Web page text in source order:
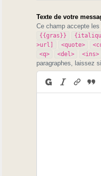
Texte de votre
Ce champ accepte
{{gras}}
>url]
<quote>
<q> <del> <ins>
paragraphes, laissez